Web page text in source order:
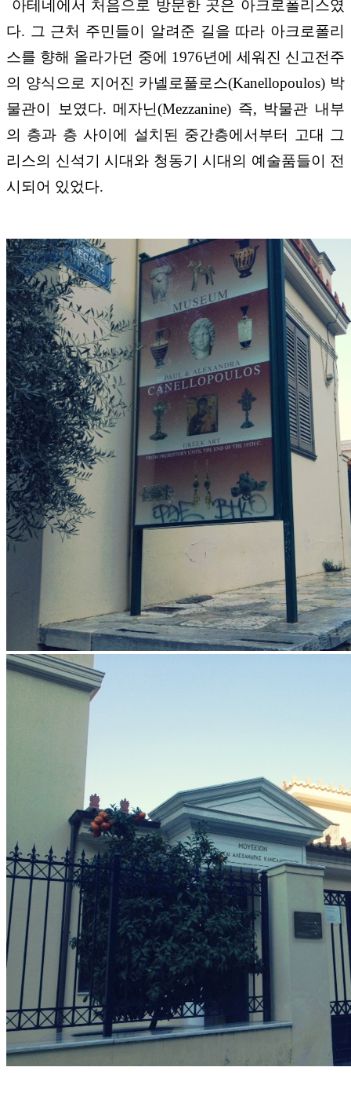
아테네에서 처음으로 방문한 곳은 아크로폴리스였
다. 그 근처 주민들이 알려준 길을 따라 아크로폴리
스를 향해 올라가던 중에 1976년에 세워진 신고전주
의 양식으로 지어진 카넬로풀로스(Kanellopoulos) 박
물관이 보였다. 메자닌(Mezzanine) 즉, 박물관 내부
의 층과 층 사이에 설치된 중간층에서부터 고대 그
리스의 신석기 시대와 청동기 시대의 예술품들이 전
시되어 있었다.